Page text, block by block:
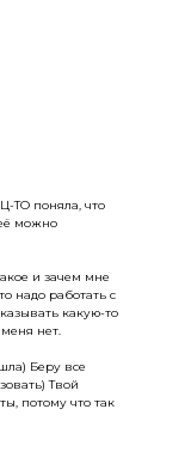
ТО поняла, что
можно
и зачем мне
надо работать с
какую-то
нет.
Беру все
Твой
потому что так